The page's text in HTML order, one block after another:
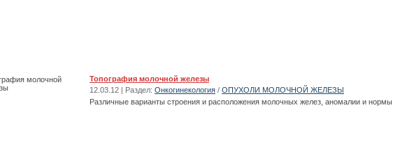
Топография молочной железы
12.03.12 | Раздел: Онкогинекология / ОПУХОЛИ МОЛОЧНОЙ ЖЕЛЕЗЫ
Различные варианты строения и расположения молочных желез, аномалии и нормы